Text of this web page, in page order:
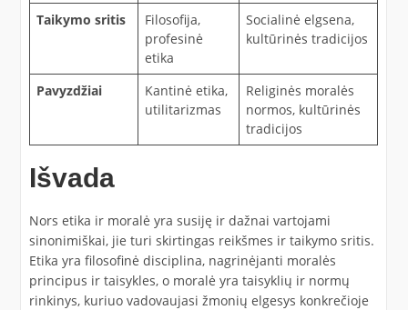
Taikymo sritis
Filosofija,
profesinė
etika
Socialinė elgsena,
kultūrinės tradicijos
Pavyzdžiai
Kantinė etika,
utilitarizmas
Religinės moralės
normos, kultūrinės
tradicijos
Išvada
Nors etika ir moralė yra susiję ir dažnai vartojami
sinonimiškai, jie turi skirtingas reikšmes ir taikymo sritis.
Etika yra filosofinė disciplina, nagrinėjanti moralės
principus ir taisykles, o moralė yra taisyklių ir normų
rinkinys, kuriuo vadovaujasi žmonių elgesys konkrečioje